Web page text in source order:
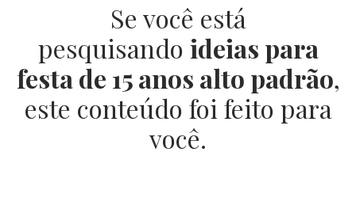
Se você está
pesquisando ideias para
festa de 15 anos alto padrão,
este conteúdo foi feito para
você.